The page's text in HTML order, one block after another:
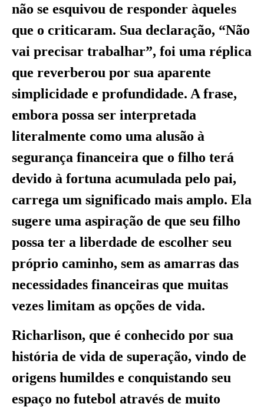
não se esquivou de responder àqueles
que o criticaram. Sua declaração, “Não
vai precisar trabalhar”, foi uma réplica
que reverberou por sua aparente
simplicidade e profundidade. A frase,
embora possa ser interpretada
literalmente como uma alusão à
segurança financeira que o filho terá
devido à fortuna acumulada pelo pai,
carrega um significado mais amplo. Ela
sugere uma aspiração de que seu filho
possa ter a liberdade de escolher seu
próprio caminho, sem as amarras das
necessidades financeiras que muitas
vezes limitam as opções de vida.
Richarlison, que é conhecido por sua
história de vida de superação, vindo de
origens humildes e conquistando seu
espaço no futebol através de muito